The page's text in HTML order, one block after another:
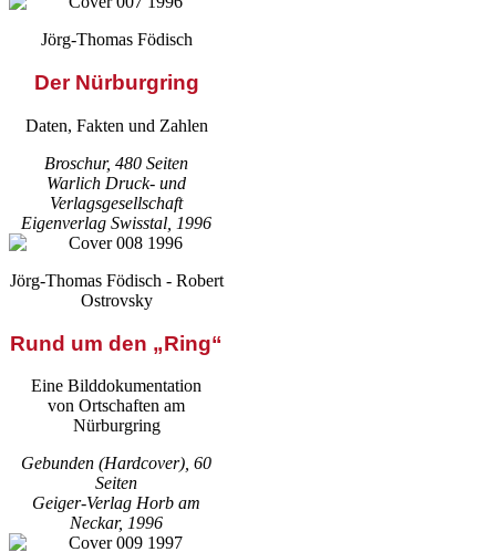
Jörg-Thomas Födisch
Der Nürburgring
Daten, Fakten und Zahlen
Broschur, 480 Seiten
Warlich Druck- und
Verlagsgesellschaft
Eigenverlag Swisstal, 1996
Jörg-Thomas Födisch - Robert
Ostrovsky
Rund um den „Ring“
Eine Bilddokumentation
von Ortschaften am
Nürburgring
Gebunden (Hardcover), 60
Seiten
Geiger-Verlag Horb am
Neckar, 1996